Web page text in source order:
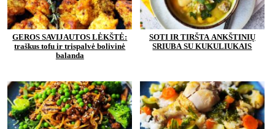
GEROS SAVIJAUTOS LĖKŠTĖ:
traškus tofu ir trispalvė bolivinė
balanda
SOTI IR TIRŠTA ANKŠTINIŲ
SRIUBA SU KUKULIUKAIS